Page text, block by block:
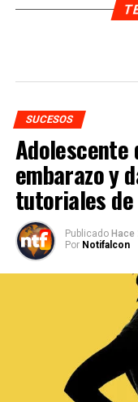
SUCESOS
Adolescente
embarazo y
tutoriales
Publicado
Por Notifalcon